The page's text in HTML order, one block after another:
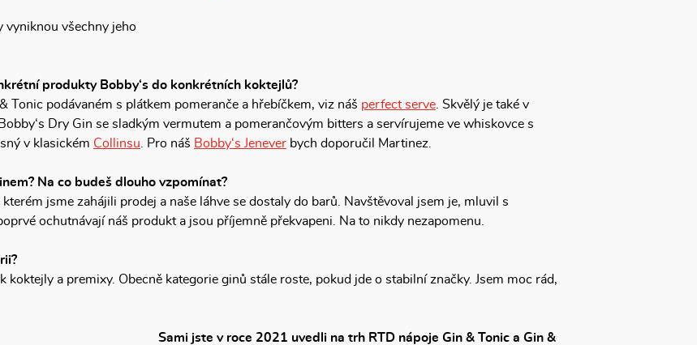
vyniknou všechny jeho
produkty Bobby‘s do konkrétních koktejlů?
Tonic podávaném s plátkem pomeranče a hřebíčkem, viz náš perfect serve . Skvělý je také v
Dry Gin se sladkým vermutem a pomerančovým bitters a servírujeme ve whiskovce s
v klasickém Collinsu . Pro náš Bobby‘s Jenever bych doporučil Martinez.
Na co budeš dlouho vzpomínat?
jsme zahájili prodej a naše láhve se dostaly do barů. Navštěvoval jsem je, mluvil s
ochutnávají náš produkt a jsou příjemně překvapeni. Na to nikdy nezapomenu.
a premixy. Obecně kategorie ginů stále roste, pokud jde o stabilní značky. Jsem moc rád,
Sami jste v roce 2021 uvedli na trh RTD nápoje Gin & Tonic a Gin &